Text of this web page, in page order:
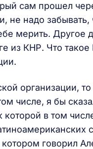
сам прошел
не надо
мерить. Другое
из КНР. Что
организации,
числе, я бы
которой в том
говорил